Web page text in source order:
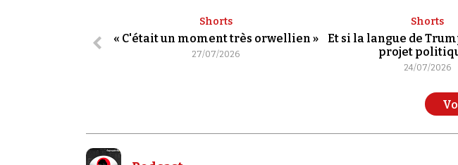
Shorts
« C'était un moment très orwellien »
27/07/2026
Shorts
Et si la langue de
projet
24/07/2026